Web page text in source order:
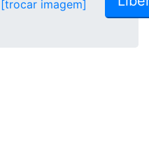
[trocar imagem]